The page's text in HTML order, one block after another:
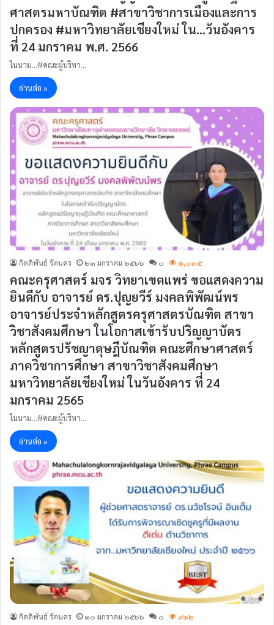
ศาสตรมหาบัณฑิต #สาขาวิชาการเมืองและการ
ปกครอง #มหาวิทยาลัยเชียงใหม่ ใน…วันอังคาร
ที่ 24 มกราคม พ.ศ. 2566
ในนาม...#คณะผู้บริหา…
อ่านต่อ »
กิตติพันธ์ รัตนคร ๒๓ มกราคม ๒๕๖๖ ๐ ๑,๐๓๕
คณะครุศาสตร์ มจร วิทยาเขตแพร่ ขอแสดงความ
ยินดีกับ อาจารย์ ดร.ปุญยวีร์ มงคลพิพัฒน์พร
อาจารย์ประจำหลักสูตรครุศาสตรบัณฑิต สาขา
วิชาสังคมศึกษา ในโอกาสเข้ารับปริญญาบัตร
หลักสูตรปรัชญาดุษฎีบัณฑิต คณะศึกษาศาสตร์
ภาควิชาการศึกษา สาขาวิชาสังคมศึกษา
มหาวิทยาลัยเชียงใหม่ ในวันอังคาร ที่ 24
มกราคม 2565
ในนาม...#คณะผู้บริหา…
อ่านต่อ »
กิตติพันธ์ รัตนคร ๑๐ มกราคม ๒๕๖๖ ๐ ๙๑๒